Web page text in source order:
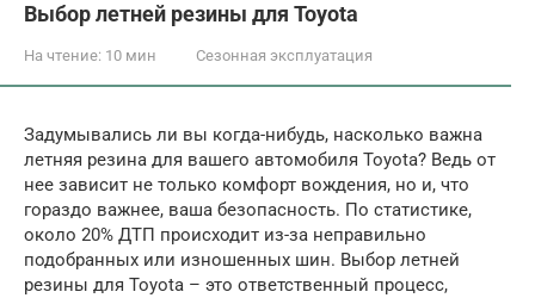
Выбор летней резины для Toyota
На чтение: 10 мин Сезонная эксплуатация
Задумывались ли вы когда-нибудь, насколько важна
летняя резина для вашего автомобиля Toyota? Ведь от
нее зависит не только комфорт вождения, но и, что
гораздо важнее, ваша безопасность. По статистике,
около 20% ДТП происходит из-за неправильно
подобранных или изношенных шин. Выбор летней
резины для Toyota – это ответственный процесс,